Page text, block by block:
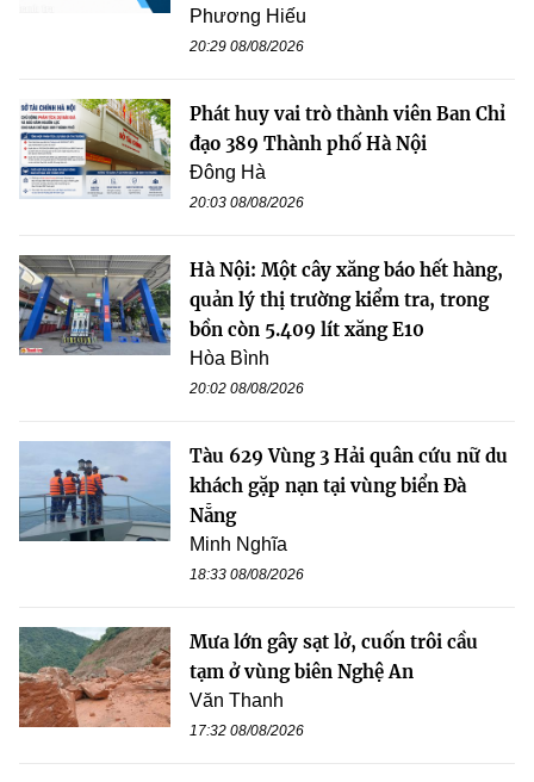
Phương Hiếu
20:29 08/08/2026
Phát huy vai trò thành viên Ban Chỉ
đạo 389 Thành phố Hà Nội
Đông Hà
20:03 08/08/2026
Hà Nội: Một cây xăng báo hết hàng,
quản lý thị trường kiểm tra, trong
bồn còn 5.409 lít xăng E10
Hòa Bình
20:02 08/08/2026
Tàu 629 Vùng 3 Hải quân cứu nữ du
khách gặp nạn tại vùng biển Đà
Nẵng
Minh Nghĩa
18:33 08/08/2026
Mưa lớn gây sạt lở, cuốn trôi cầu
tạm ở vùng biên Nghệ An
Văn Thanh
17:32 08/08/2026